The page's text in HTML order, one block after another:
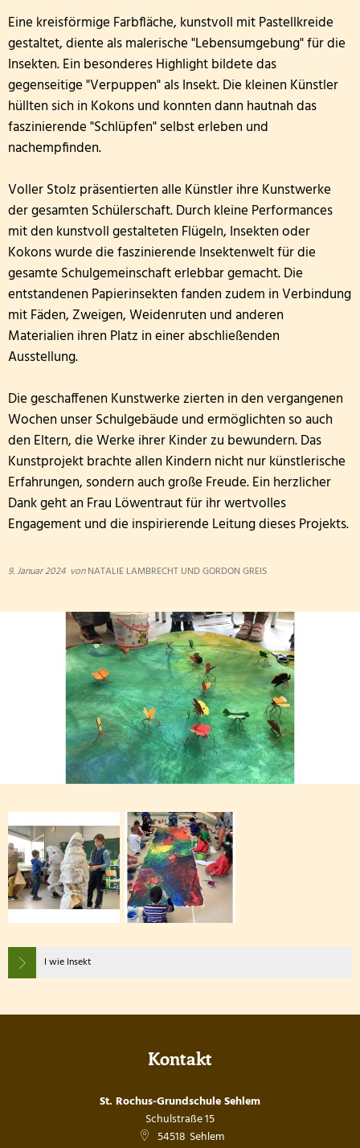
Eine kreisförmige Farbfläche, kunstvoll mit Pastellkreide
gestaltet, diente als malerische "Lebensumgebung" für die
Insekten. Ein besonderes Highlight bildete das
gegenseitige "Verpuppen" als Insekt. Die kleinen Künstler
hüllten sich in Kokons und konnten dann hautnah das
faszinierende "Schlüpfen" selbst erleben und
nachempfinden.
Voller Stolz präsentierten alle Künstler ihre Kunstwerke
der gesamten Schülerschaft. Durch kleine Performances
mit den kunstvoll gestalteten Flügeln, Insekten oder
Kokons wurde die faszinierende Insektenwelt für die
gesamte Schulgemeinschaft erlebbar gemacht. Die
entstandenen Papierinsekten fanden zudem in Verbindung
mit Fäden, Zweigen, Weidenruten und anderen
Materialien ihren Platz in einer abschließenden
Ausstellung.
Die geschaffenen Kunstwerke zierten in den vergangenen
Wochen unser Schulgebäude und ermöglichten so auch
den Eltern, die Werke ihrer Kinder zu bewundern. Das
Kunstprojekt brachte allen Kindern nicht nur künstlerische
Erfahrungen, sondern auch große Freude. Ein herzlicher
Dank geht an Frau Löwentraut für ihr wertvolles
Engagement und die inspirierende Leitung dieses Projekts.
9. Januar 2024 vonNATALIE LAMBRECHT UND GORDON GREIS
I wie Insekt
Kontakt
St. Rochus-Grundschule Sehlem
Schulstraße 15
54518 Sehlem